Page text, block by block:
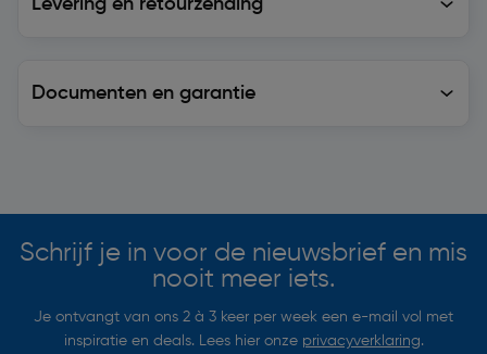
Levering en retourzending
Documenten en garantie
Schrijf je in voor de nieuwsbrief en mis
nooit meer iets.
Je ontvangt van ons 2 à 3 keer per week een e-mail vol met
inspiratie en deals. Lees hier onze privacyverklaring.